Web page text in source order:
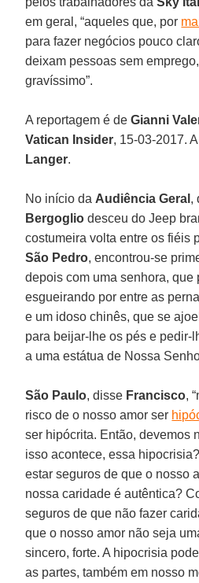
em geral, “aqueles que, por
para fazer negócios pouco
deixam pessoas sem
gravíssimo”.
A reportagem é deGianni
Vatican Insider, 15-03-2017.
Langer.
No início da Audiência Geral ,
Bergoglio desceu do Jeep
costumeira volta entre os fiéis
São Pedro, encontrou-se
depois com uma senhora, que
esgueirando por entre as
e um idoso chinês, que se
para beijar-lhe os pés e pedir-
a uma estátua de Nossa
São Paulo, disse Francisco,
risco de o nosso amor ser
ser hipócrita. Então, devemos
isso acontece, essa
estar seguros de que o nosso
nossa caridade é autêntica?
seguros de que não fazer
que o nosso amor não seja
sincero, forte. A hipocrisia
as partes, também em nosso